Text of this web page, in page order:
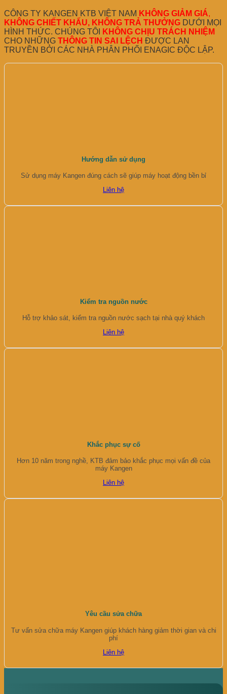
CÔNG TY KANGEN KTB VIỆT NAM KHÔNG GIẢM GIÁ,
KHÔNG CHIẾT KHẤU, KHÔNG TRẢ THƯỞNG DƯỚI MỌI
HÌNH THỨC. CHÚNG TÔI
KHÔNG CHỊU TRÁCH NHIỆM
CHO NHỮNG THÔNG TIN SAI LỆCH ĐƯỢC LAN
TRUYỀN BỞI CÁC NHÀ PHÂN PHỐI ENAGIC ĐỘC LẬP.
Hướng dẫn sử dụng
Sử dụng máy Kangen đúng cách sẽ giúp máy hoạt động bền bỉ
Liên hệ
Kiểm tra nguồn nước
Hỗ trợ khảo sát, kiểm tra nguồn nước sạch tại nhà quý khách
Liên hệ
Khắc phục sự cố
Hơn 10 năm trong nghề, KTB đảm bảo khắc phục mọi vấn đề của
máy Kangen
Liên hệ
Yêu cầu sửa chữa
Tư vấn sửa chữa máy Kangen giúp khách hàng giảm thời gian và chi
phí
Liên hệ